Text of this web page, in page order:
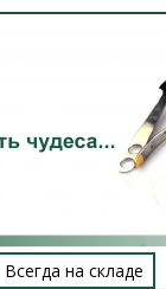
Всегда на складе